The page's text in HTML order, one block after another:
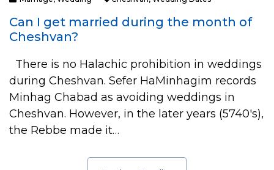
Can I get married during the month of
Cheshvan?
There is no Halachic prohibition in weddings
during Cheshvan. Sefer HaMinhagim records
Minhag Chabad as avoiding weddings in
Cheshvan. However, in the later years (5740's),
the Rebbe made it…